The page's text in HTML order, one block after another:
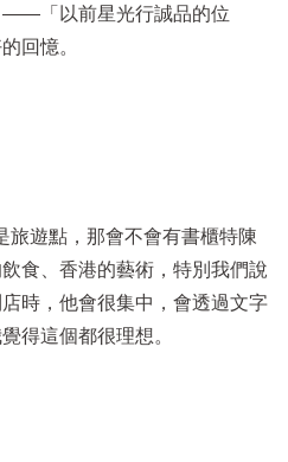
——「以前星光行誠品的位
回憶。
旅遊點，那會不會有書櫃特陳
食、香港的藝術，特別我們說
時，他會很集中，會透過文字
得這個都很理想。